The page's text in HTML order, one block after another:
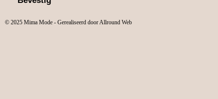
© 2025 Mima Mode - Gerealiseerd door Allround Web